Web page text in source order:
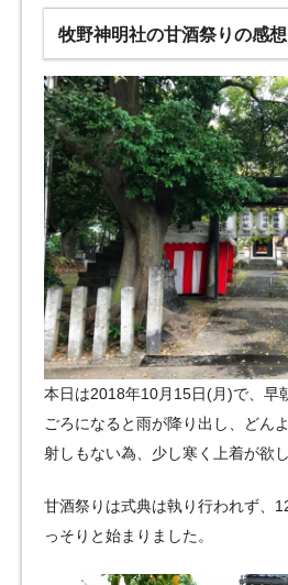
牧野神明社の甘酒祭りの感想
本日は2018年10月15日(月)で、早
ごろになると雨が降り出し、どん
射しもない為、少し寒く上着が欲
甘酒祭りは式典は執り行われず、
っそりと始まりました。